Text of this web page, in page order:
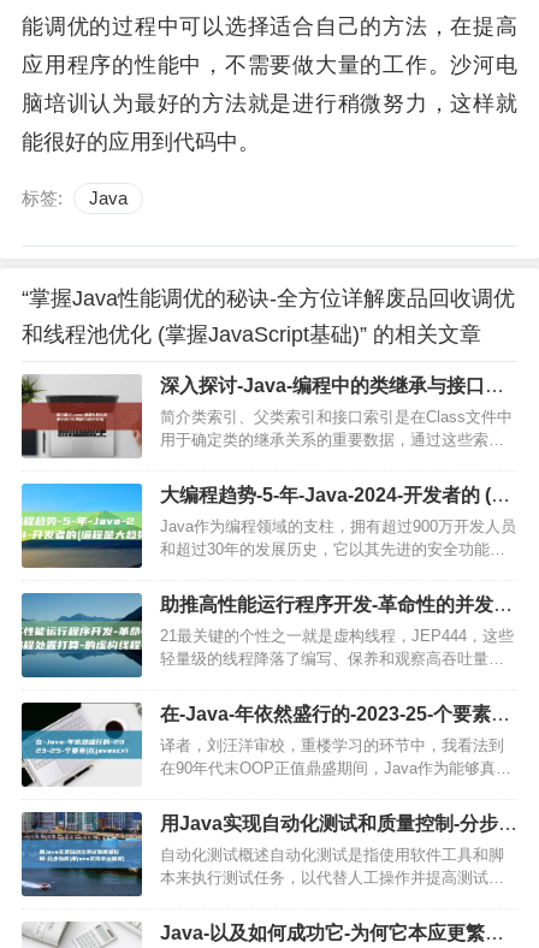
能调优的过程中可以选择适合自己的方法，在提高
应用程序的性能中，不需要做大量的工作。沙河电
脑培训认为最好的方法就是进行稍微努力，这样就
能很好的应用到代码中。
标签: Java
“掌握Java性能调优的秘诀-全方位详解废品回收调优
和线程池优化 (掌握JavaScript基础)” 的相关文章
深入探讨-Java-编程中的类继承与接口实
现 (深入探讨交流)
简介类索引、父类索引和接口索引是在Class文件中
用于确定类的继承关系的重要数据，通过这些索
继承关系，实现多态性和接口的实现，类索引类索
引用于确定类的…
大编程趋势-5-年-Java-2024-开发者的 (编
程是大趋势吗)
Java作为编程领域的支柱，拥有超过900万开发人员
和超过30年的发展历史，它以其先进的安全功能、
年，Java正准备进行一场突破性的转变，以塑造开
发人员进…
助推高性能运行程序开发-革命性的并发编
程处置打算-的虚构线程-Java-21 (高性能
运作有什么用)
21最关键的个性之一就是虚构线程，JEP444，这些
轻量级的线程降落了编写、保养和观察高吞吐量并
看一下以后的形态，以便更好地理解它试图处置什
么疑问以及带来了…
在-Java-年依然盛行的-2023-25-个要素
(在javascript中)
译者，刘汪洋审校，重楼学习的环节中，我看法到
在90年代末OOP正值鼎盛期间，Java作为能够真正
过C，，但相比Java影响较小，我特意参观Java的
平台独立…
用Java实现自动化测试和质量控制-分步指
南 (用java实现幸运抽奖)
自动化测试概述自动化测试是指使用软件工具和脚
本来执行测试任务，以代替人工操作并提高测试效
率错误可追溯性持续集成Java实现自动化测试的步
Java-以及如何成功它-为何它本应更繁难-